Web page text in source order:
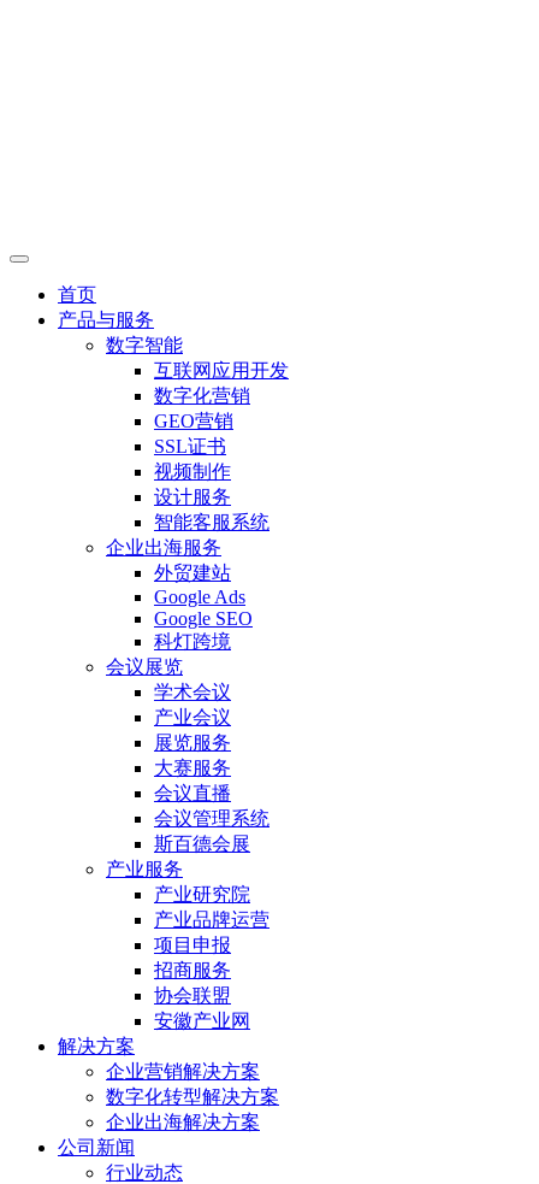
首页
产品与服务
数字智能
互联网应用开发
数字化营销
GEO营销
SSL证书
视频制作
设计服务
智能客服系统
企业出海服务
外贸建站
Google Ads
Google SEO
科灯跨境
会议展览
学术会议
产业会议
展览服务
大赛服务
会议直播
会议管理系统
斯百德会展
产业服务
产业研究院
产业品牌运营
项目申报
招商服务
协会联盟
安徽产业网
解决方案
企业营销解决方案
数字化转型解决方案
企业出海解决方案
公司新闻
行业动态